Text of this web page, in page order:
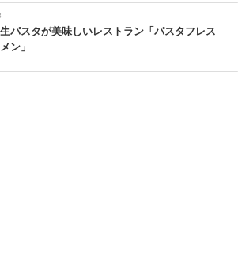
生パスタが美味しいレストラン「パスタフレス
ン」